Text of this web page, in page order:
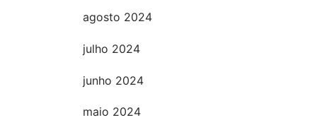
agosto 2024
julho 2024
junho 2024
maio 2024